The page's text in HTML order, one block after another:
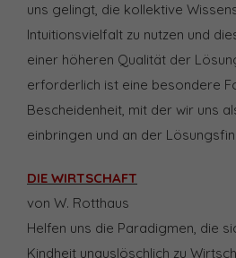
uns gelingt, die kollektive
Intuitionsvielfalt zu nutzen und
einer höheren Qualität der
erforderlich ist eine besondere
Bescheidenheit, mit der wir uns
einbringen und an der
DIE WIRTSCHAFT
von W. Rotthaus
Helfen uns die Paradigmen, die
Kindheit unauslöschlich zu